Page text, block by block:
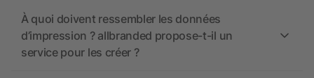
À quoi doivent ressembler les données
d’impression ? allbranded propose-t-il un
service pour les créer ?